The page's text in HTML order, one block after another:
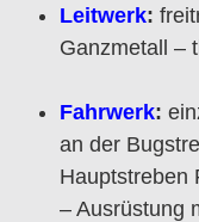
Leitwerk:
Ganzmetall –
Fahrwerk:
an der
Hauptstreben
– Ausrüstung